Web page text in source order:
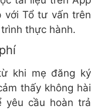
với Tổ tư vấn trên
thực hành.
khi mẹ đăng ký
thấy không hài
yêu cầu hoàn trả